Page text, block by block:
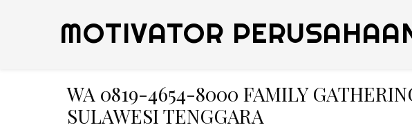
MOTIVATOR
WA 0819-4654-8000 FAMILY
SULAWESI TENGGARA